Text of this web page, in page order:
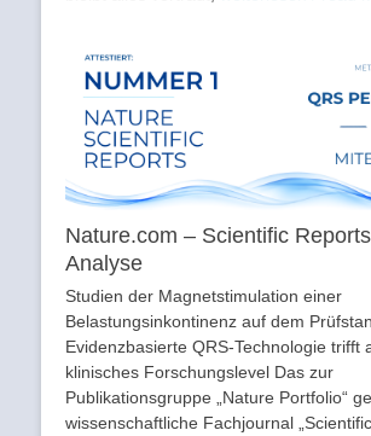
Nature.com – Scientific
Analyse
Studien der Magnetstimulation einer
Belastungsinkontinenz auf dem
Evidenzbasierte QRS-Technologie trifft
klinisches Forschungslevel Das zur
Publikationsgruppe „Nature Portfolio“
wissenschaftliche Fachjournal